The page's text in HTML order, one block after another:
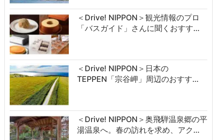
＜Drive! NIPPON＞観光情報のプロ
「バスガイド」さんに聞くおすす…
＜Drive! NIPPON＞日本の
TEPPEN「宗谷岬」周辺のおすす…
＜Drive! NIPPON＞奥飛騨温泉郷の平
湯温泉へ。春の訪れを求め、アク…